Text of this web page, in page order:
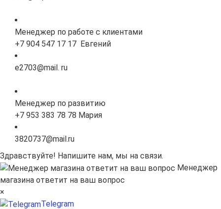
Менеджер по работе с клиентами
+7 904 547 17 17 Евгений
e2703@mail. ru
Менеджер по развитию
+7 953 383 78 78 Мария
3820737@mail.ru
Здравствуйте! Напишите нам, мы на связи.
Менеджер
магазина ответит на ваш вопрос
×
Telegram